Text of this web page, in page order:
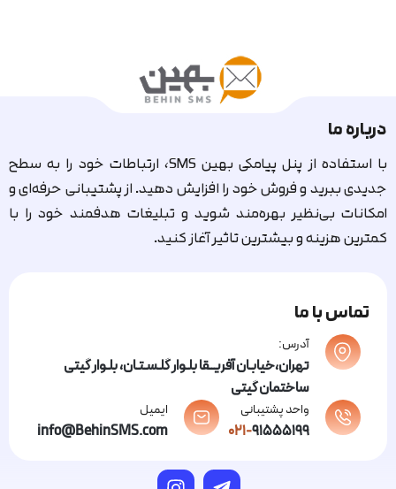
درباره ما
با استفاده از پنل پیامکی بهین SMS، ارتباطات خود را به سطح
جدیدی ببرید و فروش خود را افزایش دهید. از پشتیبانی حرفه‌ای و
امکانات بی‌نظیر بهره‌مند شوید و تبلیغات هدفمند خود را با
کمترین هزینه و بیشترین تاثیر آغاز کنید.
تماس با ما
آدرس:
تهران،خیابـان آفریــقا بلـوار گلـسـتـان، بلـوار گیتی
ساختمان گیتی
واحد پشتیبانی
021-91555199
ایمیل
info@BehinSMS.com